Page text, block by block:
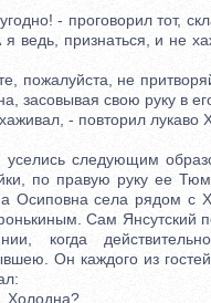
- проговорил тот,
ведь, признаться, и не
пожалуйста, не
засовывая свою руку в
- повторил лукаво
следующим
по правую руку ее
Осиповна села рядом с
Сам Янсутский
когда
Он каждого из